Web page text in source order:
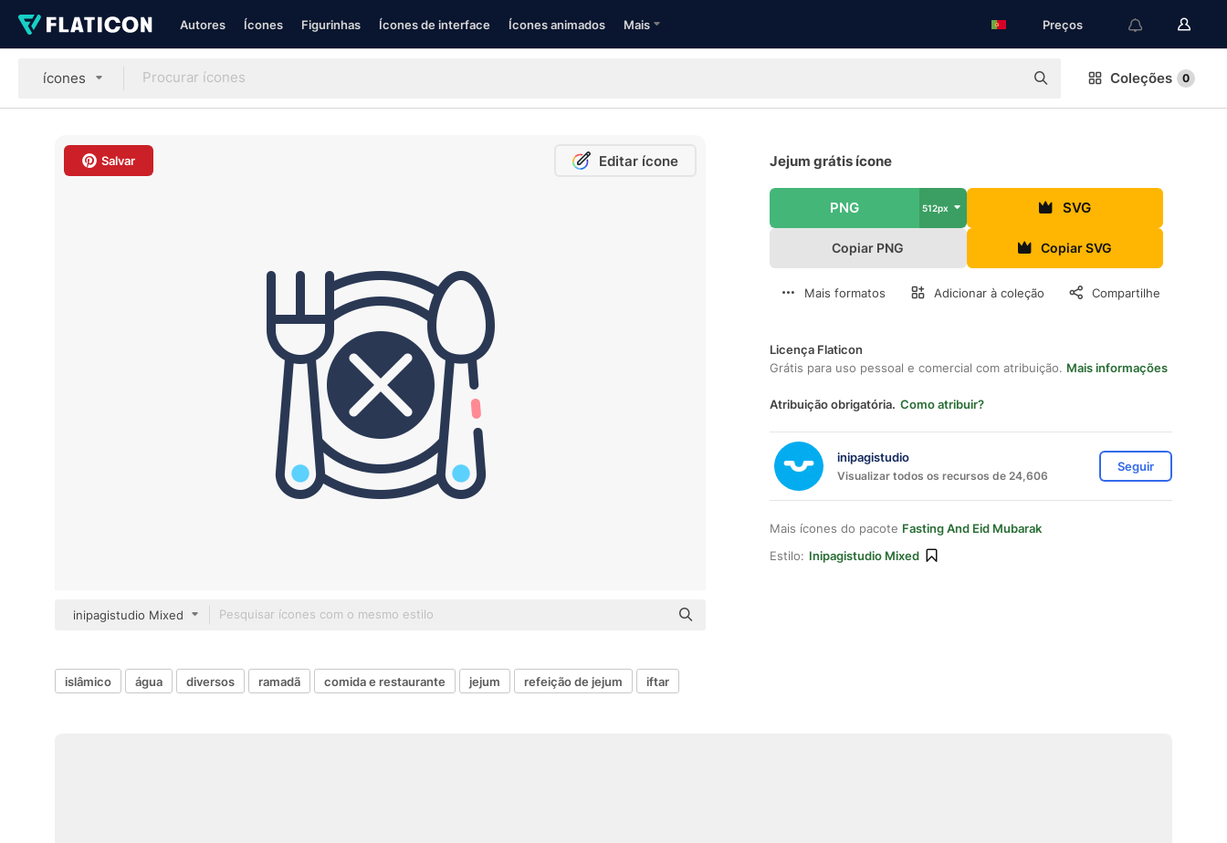
Autores Ícones Figurinhas Ícones de interface Ícones animados Mais Preços
ícones Coleções 0
Salvar Editar ícone
inipagistudio Mixed
Jejum grátis ícone
PNG 512px SVG
Copiar PNG Copiar SVG
Mais formatos Adicionar à coleção Compartilhe
Licença Flaticon
Grátis para uso pessoal e comercial com atribuição. Mais informações
Atribuição obrigatória. Como atribuir?
inipagistudio
Visualizar todos os recursos de 24,606
Seguir
Mais ícones do pacote Fasting And Eid Mubarak
Estilo: Inipagistudio Mixed
islâmico água diversos ramadã comida e restaurante jejum refeição de jejum iftar